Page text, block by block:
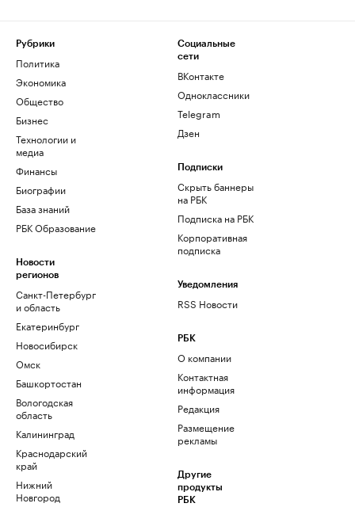
Рубрики
Политика
Экономика
Общество
Бизнес
Технологии и
медиа
Финансы
Биографии
База знаний
РБК Образование
Новости
регионов
Санкт-Петербург
и область
Екатеринбург
Новосибирск
Омск
Башкортостан
Вологодская
область
Калининград
Краснодарский
край
Нижний
Новгород
Социальные
сети
ВКонтакте
Одноклассники
Telegram
Дзен
Подписки
Скрыть баннеры
на РБК
Подписка на РБК
Корпоративная
подписка
Уведомления
RSS Новости
РБК
О компании
Контактная
информация
Редакция
Размещение
рекламы
Другие
продукты
РБК